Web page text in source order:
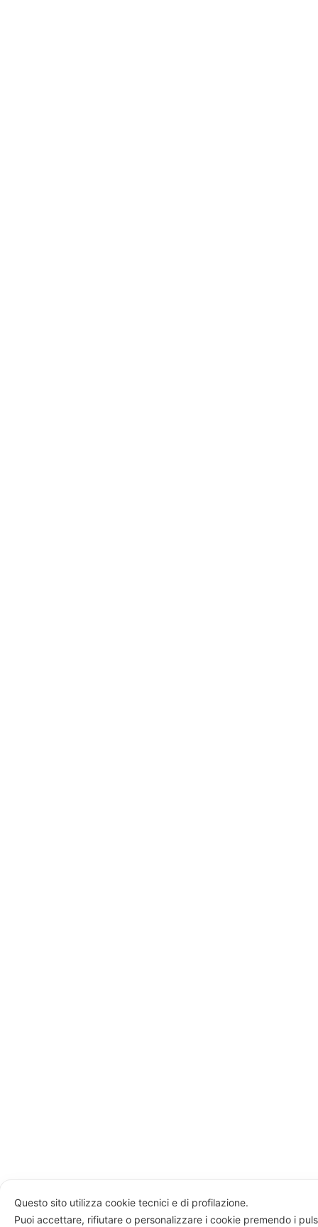
Questo sito utilizza cookie tecnici e di profilazione.
Puoi accettare, rifiutare o personalizzare i cookie premendo i